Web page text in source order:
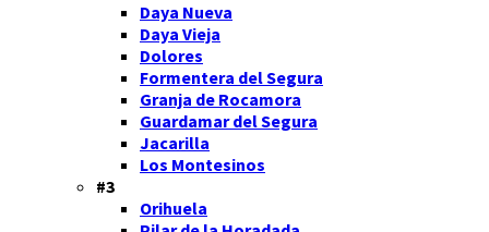
Daya Nueva
Daya Vieja
Dolores
Formentera del Segura
Granja de Rocamora
Guardamar del Segura
Jacarilla
Los Montesinos
#3
Orihuela